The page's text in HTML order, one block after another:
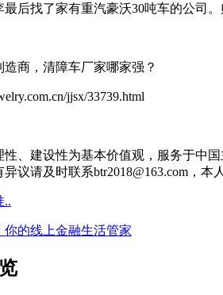
最后找了家有重汽豪沃30吨车的公司
商，清障车厂家哪家强？
jjsx/33739.html
、建设性为基本价值观，服务于中
议请及时联系btr2018@163.com，本
..
你的线上金融生活管家